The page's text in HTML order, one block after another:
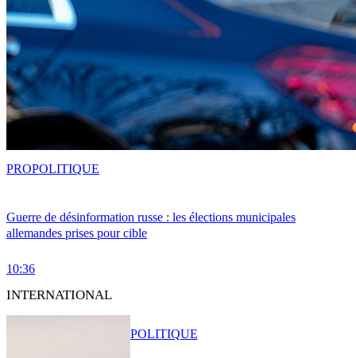
Guerre de désinformation russe : les élections municipales
allemandes prises pour cible
10:36
PROPOLITIQUE
INTERNATIONAL
POLITIQUE